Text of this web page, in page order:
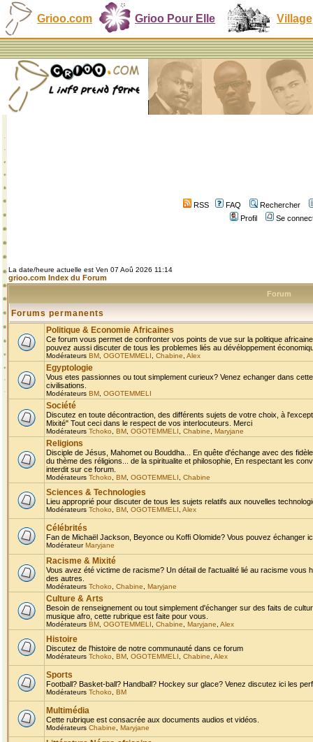
Grioo.com Grioo Pour Elle Village
RSS FAQ
Rechercher
Profil
Se
La date/heure actuelle est Ven 07 Aoû 2026 11:14
grioo.com Index du Forum
Forum
Forums permanents
Politique & Economie Africaines
Ce forum vous permet de confronter vos points de vue sur la politique
pouvez aussi discuter de tous les problemes liés au dévéloppement
Modérateurs BM OGOTEMMELI Chabine Alex
Egyptologie
Vous etes passionnes ou tout simplement curieux? Venez echanger dans
civilisations.
Modérateurs BM OGOTEMMELI
Société
Discutez en toute décontraction, des différents sujets de votre choix, à
Mixité" Tout ceci dans le respect de vos interlocuteurs. Merci
Modérateurs Tchoko BM OGOTEMMELI Chabine Maryjane
Religions
Disciple de Jésus, Mahomet ou Bouddha... En quête d'échange avec des
du thème des réligions... de la spiritualite et philosophie, En respectant les
interdit sur ce forum.
Modérateurs Tchoko BM OGOTEMMELI Chabine
Sciences & Technologies
Lieu approprié pour discuter de tous les sujets relatifs aux nouvelles
Modérateurs Tchoko BM OGOTEMMELI Alex
Célébrités
Fan de Michaël Jackson, Beyonce ou Koffi Olomide? Vous pouvez échanger
ModérateurMaryjane
Racisme & Mixité
Vous avez été victime de racisme? Un détail de l'actualité lié au racisme
des autres.
Modérateurs Tchoko Chabine Maryjane
Culture & Arts
Besoin de renseignement ou tout simplement d'échanger sur des faits de
musique afro, cette rubrique est faite pour vous.
Modérateurs BM OGOTEMMELI Chabine Maryjane Alex
Histoire
Discutez de l'histoire de notre communauté dans ce forum
Modérateurs Tchoko BM OGOTEMMELI Chabine Alex
Sports
Football? Basket-ball? Handball? Hockey sur glace? Venez discutez ici les
Modérateurs Tchoko BM
Multimédia
Cette rubrique est consacrée aux documents audios et vidéos.
Modérateurs Chabine Maryjane